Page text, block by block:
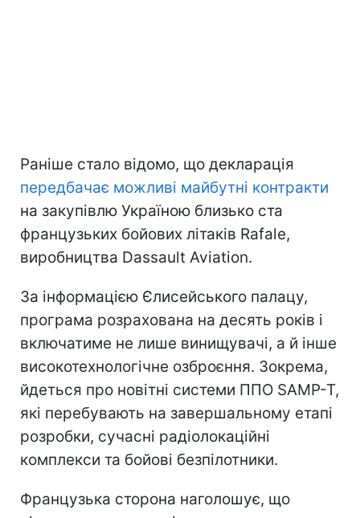
Раніше стало відомо, що декларація
передбачає можливі майбутні контракти
на закупівлю Україною близько ста
французьких бойових літаків Rafale,
виробництва Dassault Aviation.
За інформацією Єлисейського палацу,
програма розрахована на десять років і
включатиме не лише винищувачі, а й інше
високотехнологічне озброєння. Зокрема,
йдеться про новітні системи ППО SAMP-T,
які перебувають на завершальному етапі
розробки, сучасні радіолокаційні
комплекси та бойові безпілотники.
Французька сторона наголошує, що